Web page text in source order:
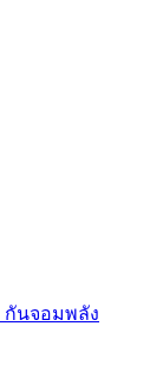
กันจอมพลัง